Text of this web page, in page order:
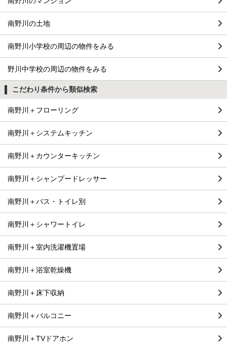
南野川の土地
南野川小学校の周辺の物件をみる
野川中学校の周辺の物件をみる
こだわり条件から類似検索
南野川＋フローリング
南野川＋システムキッチン
南野川＋カウンターキッチン
南野川＋シャンプードレッサー
南野川＋バス・トイレ別
南野川＋シャワートイレ
南野川＋室内洗濯機置場
南野川＋浴室乾燥機
南野川＋床下収納
南野川＋バルコニー
南野川＋TVドアホン